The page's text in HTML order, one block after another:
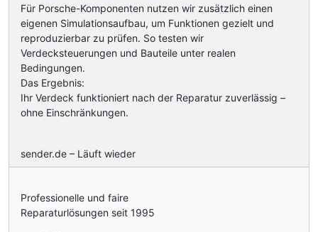
Für Porsche-Komponenten nutzen wir zusätzlich einen
eigenen Simulationsaufbau, um Funktionen gezielt und
reproduzierbar zu prüfen. So testen wir
Verdecksteuerungen und Bauteile unter realen
Bedingungen.
Das Ergebnis:
Ihr Verdeck funktioniert nach der Reparatur zuverlässig –
ohne Einschränkungen.
sender.de – Läuft wieder
Professionelle und faire
Reparaturlösungen seit 1995